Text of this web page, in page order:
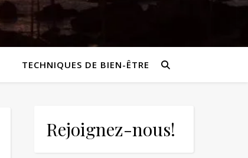
TECHNIQUES DE BIEN-ÊTRE
Rejoignez-nous!